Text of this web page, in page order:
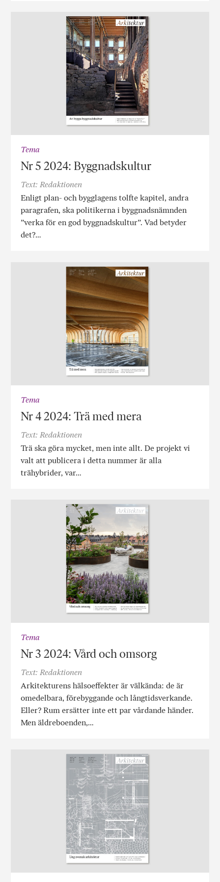
Tema
Nr 5 2024: Byggnadskultur
Text: Redaktionen
Enligt plan- och bygglagens tolfte kapitel, andra
paragrafen, ska politikerna i byggnadsnämnden
”verka för en god byggnadskultur”. Vad betyder
det?…
Tema
Nr 4 2024: Trä med mera
Text: Redaktionen
Trä ska göra mycket, men inte allt. De projekt vi
valt att publicera i detta nummer är alla
trähybrider, var…
Tema
Nr 3 2024: Vård och omsorg
Text: Redaktionen
Arkitekturens hälsoeffekter är välkända: de är
omedelbara, förebyggande och långtidsverkande.
Eller? Rum ersätter inte ett par vårdande händer.
Men äldreboenden,…